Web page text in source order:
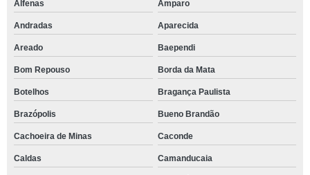
Alfenas Amparo
Andradas Aparecida
Areado Baependi
Bom Repouso Borda da Mata
Botelhos Bragança Paulista
Brazópolis Bueno Brandão
Cachoeira de Minas Caconde
Caldas Camanducaia